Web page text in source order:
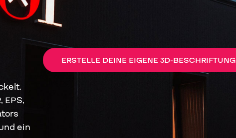
EPS,
ein
ERSTELLE DEINE EIGENE 3D-BESCHRIFTUNG